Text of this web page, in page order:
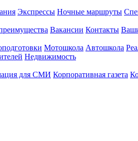
Экспрессы Ночные маршруты
Вакансии Контакты
Мотошкола Автошкола
Недвижимость
для СМИ Корпоративная газета